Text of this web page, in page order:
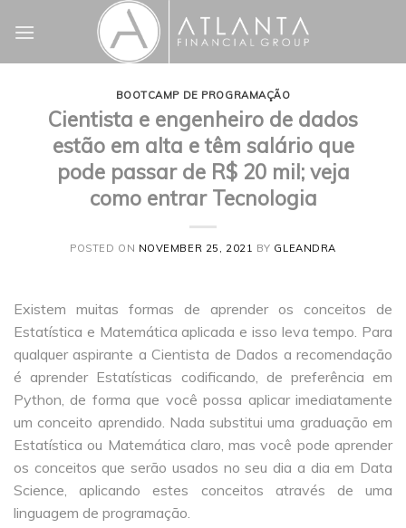
BOOTCAMP DE PROGRAMAÇÃO
Cientista e engenheiro de dados
estão em alta e têm salário que
pode passar de R$ 20 mil; veja
como entrar Tecnologia
POSTED ON NOVEMBER 25, 2021 BY GLEANDRA
Existem muitas formas de aprender os conceitos de
Estatística e Matemática aplicada e isso leva tempo. Para
qualquer aspirante a Cientista de Dados a recomendação
é aprender Estatísticas codificando, de preferência em
Python, de forma que você possa aplicar imediatamente
um conceito aprendido. Nada substitui uma graduação em
Estatística ou Matemática claro, mas você pode aprender
os conceitos que serão usados no seu dia a dia em Data
Science, aplicando estes conceitos através de uma
linguagem de programação.